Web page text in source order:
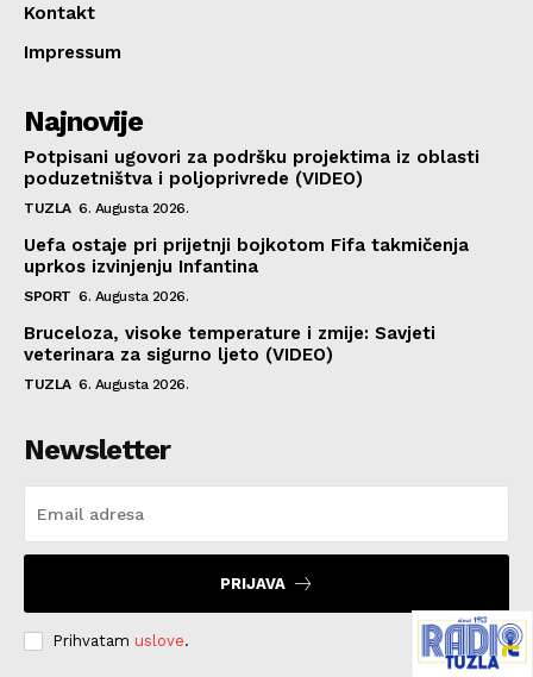
Kontakt
Impressum
Najnovije
Potpisani ugovori za podršku projektima iz oblasti
poduzetništva i poljoprivrede (VIDEO)
TUZLA 6. Augusta 2026.
Uefa ostaje pri prijetnji bojkotom Fifa takmičenja
uprkos izvinjenju Infantina
SPORT 6. Augusta 2026.
Bruceloza, visoke temperature i zmije: Savjeti
veterinara za sigurno ljeto (VIDEO)
TUZLA 6. Augusta 2026.
Newsletter
PRIJAVA
Prihvatam uslove.